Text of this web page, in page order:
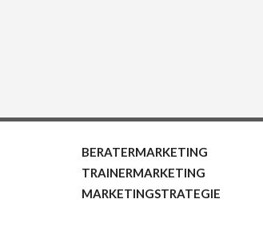
BERATERMARKETING
TRAINERMARKETING
MARKETINGSTRATEGIE